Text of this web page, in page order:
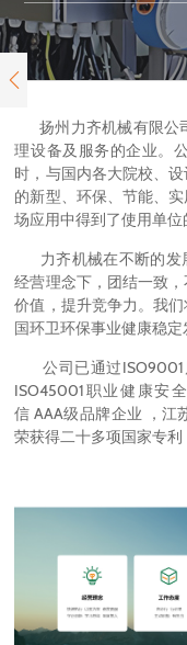

扬州力齐机械有限公
理设备及服务的企业。
时，与国内各大院校、
的新型、环保、节能、
场应用中得到了使用单位
力齐机械在不断的发
经营理念下，团结一致
价值，提升竞争力。我
国环卫环保事业健康稳定
公司已通过ISO9001
ISO45001职业健康安
信 AAA级品牌企业 ，江
荣获得二十多项国家专利